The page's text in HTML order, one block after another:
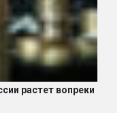
растет вопреки